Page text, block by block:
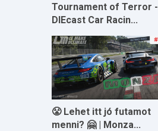
Tournament of Terror -
DIEcast Car Racin...
😤 Lehet itt jó futamot
menni? 🤗 | Monza...